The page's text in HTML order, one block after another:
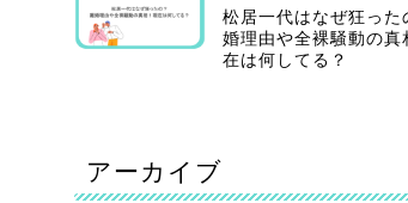
松居一代はなぜ狂った
婚理由や全裸騒動の真
在は何してる？
アーカイブ